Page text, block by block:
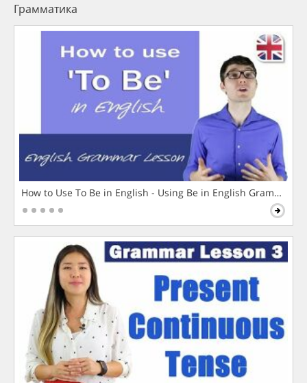
Грамматика
How to Use To Be in English - Using Be in English Grammar